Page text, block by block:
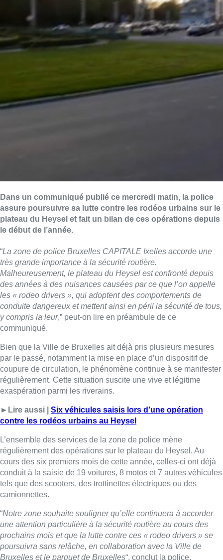
Dans un communiqué publié ce mercredi matin, la police
assure poursuivre sa lutte contre les rodéos urbains sur le
plateau du Heysel et fait un bilan de ces opérations depuis
le début de l’année.
“La zone de police Bruxelles CAPITALE Ixelles accorde une
très grande importance à la sécurité routière.
Malheureusement, le plateau du Heysel est confronté depuis
des années à des nuisances causées par ce que l’on appelle
les « rodeo drivers », qui adoptent des comportements de
conduite dangereux et mettent ainsi en péril la sécurité de tous,
y compris la leur,” peut-on lire en préambule de ce
communiqué.
Bien que la Ville de Bruxelles ait déjà pris plusieurs mesures
par le passé, notamment la mise en place d’un dispositif de
coupure de circulation, le phénomène continue à se manifester
régulièrement. Cette situation suscite une vive et légitime
exaspération parmi les riverains.
►Lire aussi | Six véhicules saisis lors d’une opération
contre les rodéos urbains au Heysel
L’ensemble des services de la zone de police mène
régulièrement des opérations sur le plateau du Heysel. Au
cours des six premiers mois de cette année, celles-ci ont déjà
conduit à la saisie de 19 voitures, 8 motos et 7 autres véhicules
tels que des scooters, des trottinettes électriques ou des
camionnettes.
“Notre zone souhaite souligner qu’elle continuera à accorder
une attention particulière à la sécurité routière au cours des
prochains mois et que la lutte contre ces « rodeo drivers » se
poursuivra sans relâche, en collaboration avec la Ville de
Bruxelles et le parquet de Bruxelles“, conclut la police.